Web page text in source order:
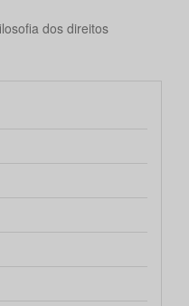
dos direitos